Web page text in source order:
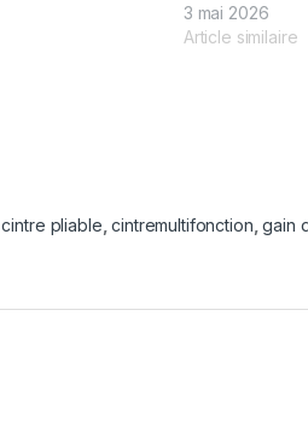
3 mai 2026
Article similaire
,cintre pliable ,cintremultifonction ,gain